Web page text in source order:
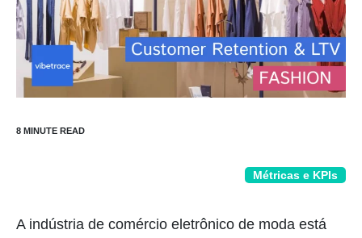
Métricas e KPIs
A indústria de comércio eletrônico de moda está